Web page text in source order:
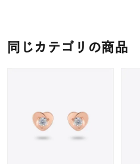
同じカテゴリの商品